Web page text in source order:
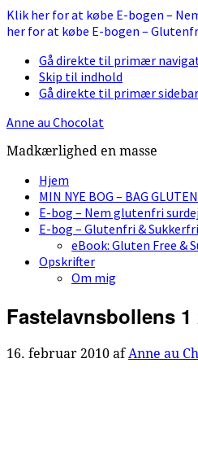
Klik her for at købe E-bogen –
her for at købe E-bogen –
Gå direkte til primær
Skip til indhold
Gå direkte til primær sidebar
Anne au Chocolat
Madkærlighed en masse
Hjem
MIN NYE BOG – BAG
E-bog – Nem glutenfri
E-bog – Glutenfri & Sukkerfri
eBook: Gluten Free &
Opskrifter
Om mig
Fastelavnsbollens 1
16. februar 2010 afAnne au